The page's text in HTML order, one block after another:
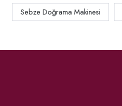
Sebze Doğrama Makinesi